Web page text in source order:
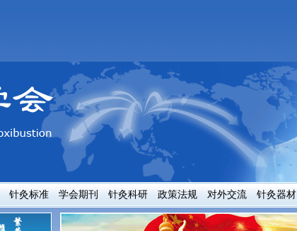
针灸标准 学会期刊 针灸科研 政策法规 对外交流 针灸器材